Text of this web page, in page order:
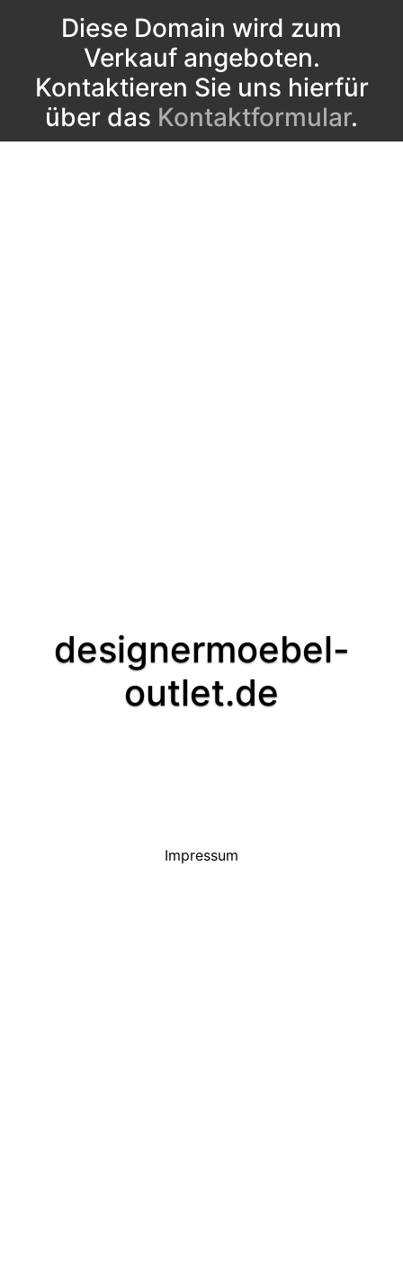
Diese Domain wird zum
Verkauf angeboten.
Kontaktieren Sie uns hierfür
über das Kontaktformular.
designermoebel-
outlet.de
Impressum